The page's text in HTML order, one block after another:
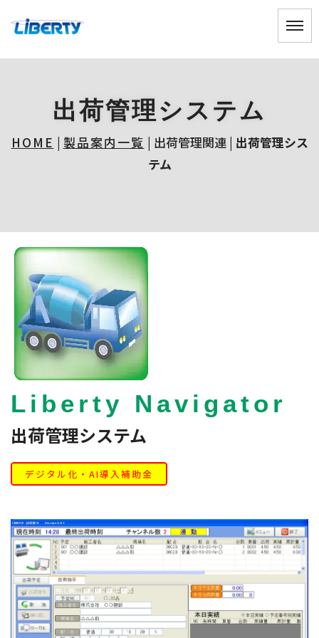
出荷管理システム
HOME | 製品案内一覧 | 出荷管理関連 | 出荷管理シス
テム
Liberty Navigator
出荷管理システム
デジタル化・AI導入補助金